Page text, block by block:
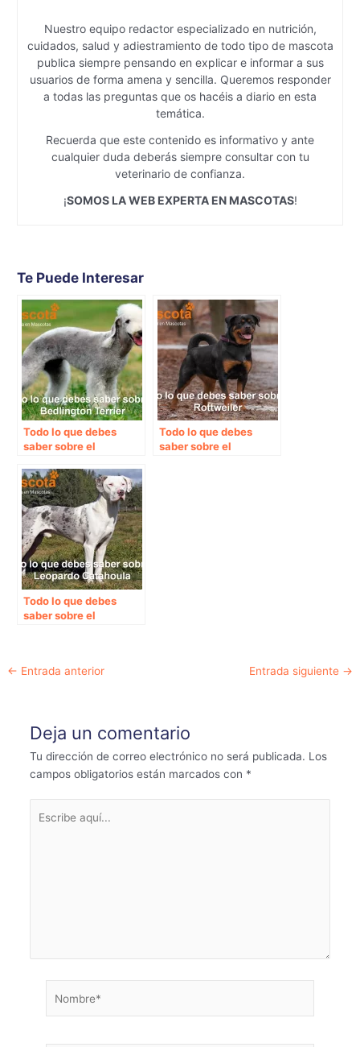
Nuestro equipo redactor especializado en nutrición,
cuidados, salud y adiestramiento de todo tipo de mascota
publica siempre pensando en explicar e informar a sus
usuarios de forma amena y sencilla. Queremos responder
a todas las preguntas que os hacéis a diario en esta
temática.
Recuerda que este contenido es informativo y ante
cualquier duda deberás siempre consultar con tu
veterinario de confianza.
¡SOMOS LA WEB EXPERTA EN MASCOTAS!
Te Puede Interesar
Todo lo que debes
saber sobre el
Todo lo que debes
saber sobre el
Todo lo que debes
saber sobre el
Navegación
← Entrada anterior Entrada siguiente →
Deja un comentario
Tu dirección de correo electrónico no será publicada. Los
campos obligatorios están marcados con *
aquí...